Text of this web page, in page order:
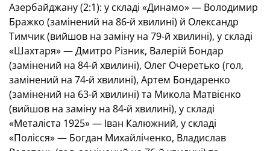
Азербайджану (2:1): у складі «Динамо» — Володимир
Бражко (замінений на 86-й хвилині) й Олександр
Тимчик (вийшов на заміну на 79-й хвилині), у складі
«Шахтаря» — Дмитро Різник, Валерій Бондар
(замінений на 84-й хвилині), Олег Очеретько (гол,
замінений на 74-й хвилині), Артем Бондаренко
(замінений на 63-й хвилині) та Микола Матвієнко
(вийшов на заміну на 84-й хвилині), у складі
«Металіста 1925» — Іван Калюжний, у складі
«Полісся» — Богдан Михайліченко, Владислав